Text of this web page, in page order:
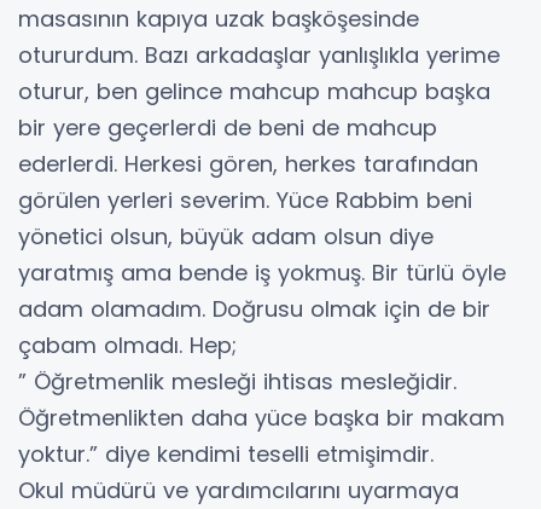
masasının kapıya uzak başköşesinde
otururdum. Bazı arkadaşlar yanlışlıkla yerime
oturur, ben gelince mahcup mahcup başka
bir yere geçerlerdi de beni de mahcup
ederlerdi. Herkesi gören, herkes tarafından
görülen yerleri severim. Yüce Rabbim beni
yönetici olsun, büyük adam olsun diye
yaratmış ama bende iş yokmuş. Bir türlü öyle
adam olamadım. Doğrusu olmak için de bir
çabam olmadı. Hep;
” Öğretmenlik mesleği ihtisas mesleğidir.
Öğretmenlikten daha yüce başka bir makam
yoktur.” diye kendimi teselli etmişimdir.
Okul müdürü ve yardımcılarını uyarmaya